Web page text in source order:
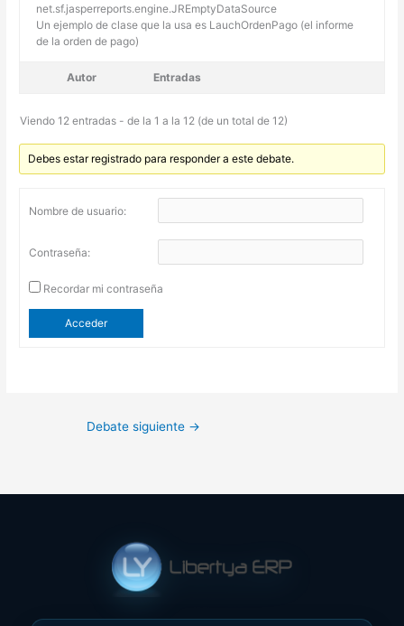
net.sf.jasperreports.engine.JREmptyDataSource
Un ejemplo de clase que la usa es LauchOrdenPago (el informe
de la orden de pago)
Autor Entradas
Viendo 12 entradas - de la 1 a la 12 (de un total de 12)
Debes estar registrado para responder a este debate.
Nombre de usuario:
Contraseña:
Recordar mi contraseña
Acceder
Debate siguiente →